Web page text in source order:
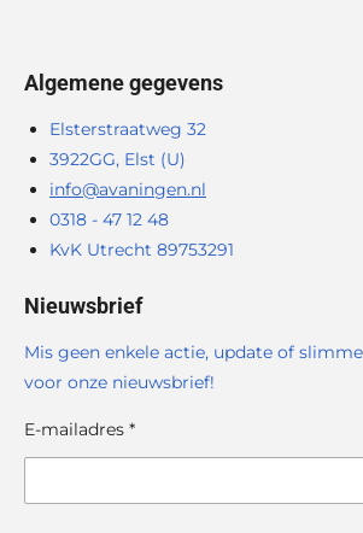
Algemene gegevens
Elsterstraatweg 32
3922GG, Elst (U)
info@avaningen.nl
0318 - 47 12 48
KvK Utrecht 89753291
Nieuwsbrief
Mis geen enkele actie, update of
voor onze nieuwsbrief!
E-mailadres *